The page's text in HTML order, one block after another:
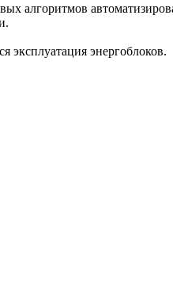
алгоритмов
эксплуатация энергоблоков.